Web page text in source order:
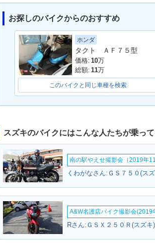
2020年 V-Strom 1050
お探しのバイクからのおすすめ
ホンダ
タクト ＡＦ７５型
価格: 10万
総額: 11万
このバイクと同じ車種を検索
スズキのバイクにはこんな人たちが乗っ
南の駅やえせ撮影会（2019年
くわがなさん:ＧＳ７５０(ス
A&W名護店バイク撮影会(2019
Rさん:ＧＳＸ２５０Ｒ(スズキ)